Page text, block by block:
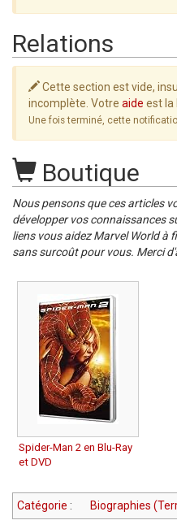
Relations
Cette section est vide,
incomplète. Votre aide est la
Une fois terminé, cette
Boutique
Nous pensons que ces articles
développer vos connaissances
liens vous aidez Marvel World à
sans surcoût pour vous. Merci
Spider-Man 2 en Blu-Ray
et DVD
Catégorie : Biographies